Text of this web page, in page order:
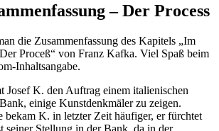
– Der Process
die Zusammenfassung des Kapitels „Im
Proceß“ von Franz Kafka. Viel Spaß beim
Inhaltsangabe.
Josef K. den Auftrag einem italienischen
einige Kunstdenkmäler zu zeigen.
bekam K. in letzter Zeit häufiger, er fürchtet
seiner Stellung in der Bank, da in der